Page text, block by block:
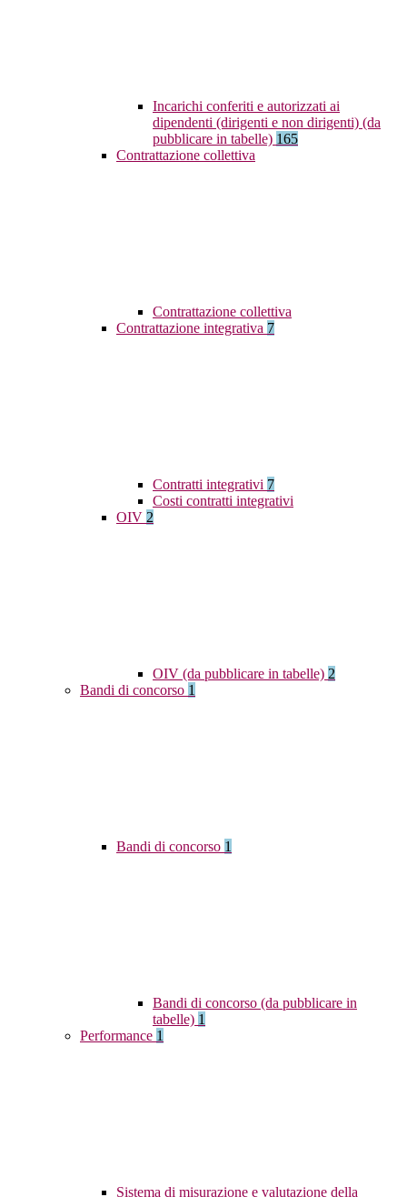
Incarichi conferiti e autorizzati ai
dipendenti (dirigenti e non dirigenti) (da
pubblicare in tabelle) 165
Contrattazione collettiva
Contrattazione collettiva
Contrattazione integrativa 7
Contratti integrativi 7
Costi contratti integrativi
OIV 2
OIV (da pubblicare in tabelle) 2
Bandi di concorso 1
Bandi di concorso 1
Bandi di concorso (da pubblicare in
tabelle) 1
Performance 1
Sistema di misurazione e valutazione della